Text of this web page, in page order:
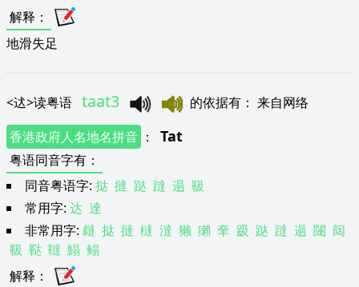
解释 ：
地滑失足
<迖>读粤语 taat3 的依据有 ： 来自网络
香港政府人名地名拼音 ： Tat
粤语同音字有 ：
同音粤语字: 挞 撻 跶 躂 遢 靸
常用字: 达 達
非常用字: 㿹 挞 撻 橽 澾 獭 獺 羍 趿 跶 躂 遢 闥 闼
靸 鞑 韃 鰨 鳎
解释 ：